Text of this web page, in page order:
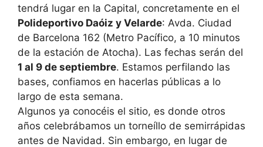
tendrá lugar en la Capital, concretamente en el
Polideportivo Daóiz y Velarde: Avda. Ciudad
de Barcelona 162 (Metro Pacífico, a 10 minutos
de la estación de Atocha). Las fechas serán del
1 al 9 de septiembre. Estamos perfilando las
bases, confiamos en hacerlas públicas a lo
largo de esta semana.
Algunos ya conocéis el sitio, es donde otros
años celebrábamos un torneíllo de semirrápidas
antes de Navidad. Sin embargo, en lugar de